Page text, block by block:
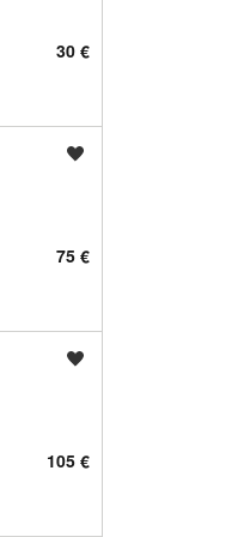
30 €
75 €
105 €